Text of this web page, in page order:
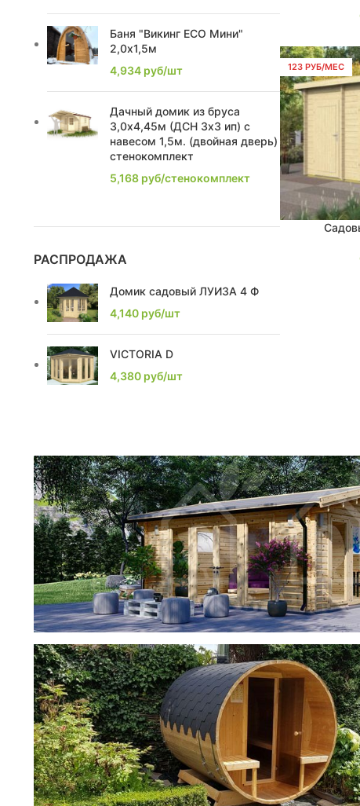
2,0 1
2,21
2,22
2.2
2.53
2.9
2.93
3,75
3,8 4
3,36 2
3,04 2
3,15 4
3,68 1
3,3 2
3,61 1
3,31
3,02
3,17
3,6 4
Баня "Викинг ECO Мини"
2,0х1,5м
4,934 руб/шт
Дачный домик из бруса
3,0х4,45м (ДСН 3х3 ип) с
навесом 1,5м. (двойная дверь)
стенокомплект
5,168 руб/стенокомплект
РАСПРОДАЖА
Домик садовый ЛУИЗА 4 Ф
4,140 руб/шт
VICTORIA D
4,380 руб/шт
123 РУБ/МЕС
В КОРЗИНУ
фотогалерея
ДОМИКИ